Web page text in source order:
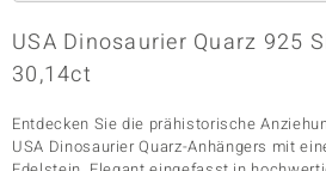
Classics
USA Dinosaurier Quarz 925
30,14ct
Entdecken Sie die prähistorische
USA Dinosaurier Quarz-Anhängers mit